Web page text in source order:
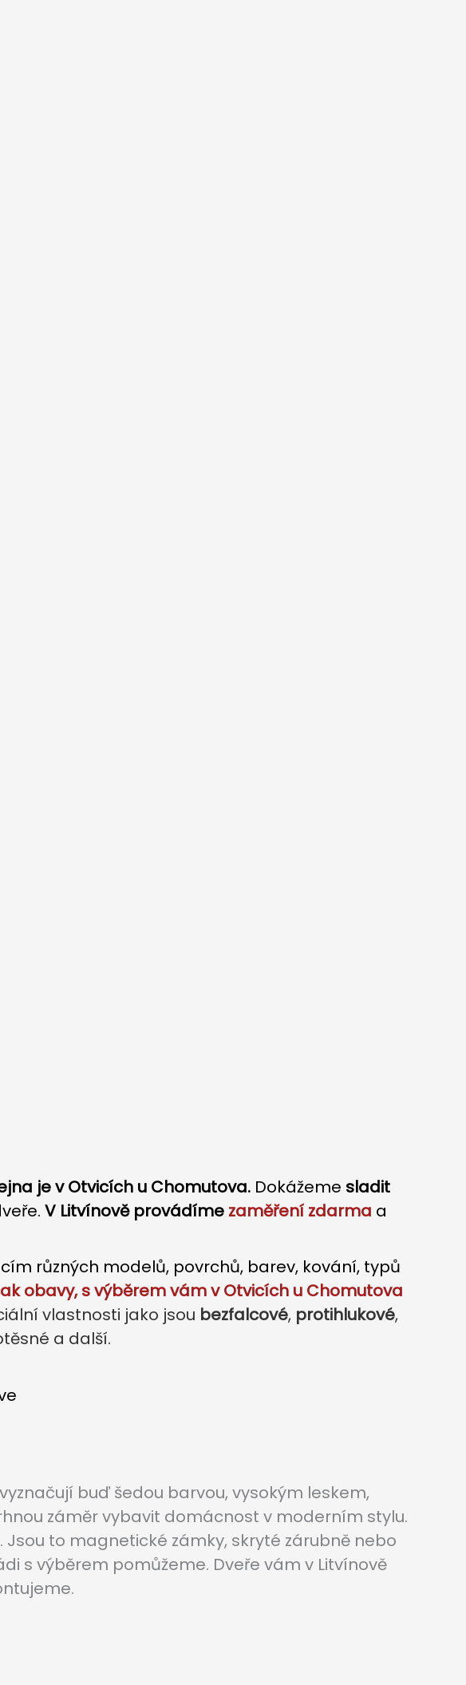
je v Otvicích u Chomutova.Dokážeme sladit
V Litvínově provádíme zaměření zdarma a
různých modelů, povrchů, barev, kování, typů
obavy, s výběrem vám v Otvicích u Chomutova
vlastnosti jako jsou bezfalcové, protihlukové,
a další.
buď šedou barvou, vysokým leskem,
záměr vybavit domácnost v moderním stylu.
to magnetické zámky, skryté zárubně nebo
s výběrem pomůžeme. Dveře vám v Litvínově